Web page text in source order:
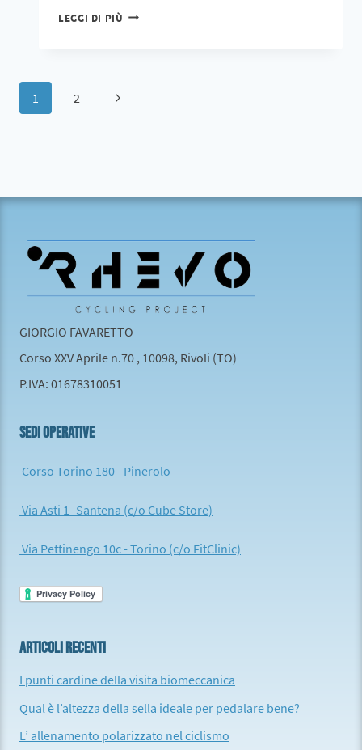
LEGGI DI PIÙ
1 2
GIORGIO FAVARETTO
Corso XXV Aprile n.70 , 10098, Rivoli (TO)
P.IVA: 01678310051
SEDI OPERATIVE
Corso Torino 180 - Pinerolo
Via Asti 1 -Santena (c/o Cube Store)
Via Pettinengo 10c - Torino (c/o FitClinic)
ARTICOLI RECENTI
I punti cardine della visita biomeccanica
Qual è l’altezza della sella ideale per pedalare bene?
L’ allenamento polarizzato nel ciclismo